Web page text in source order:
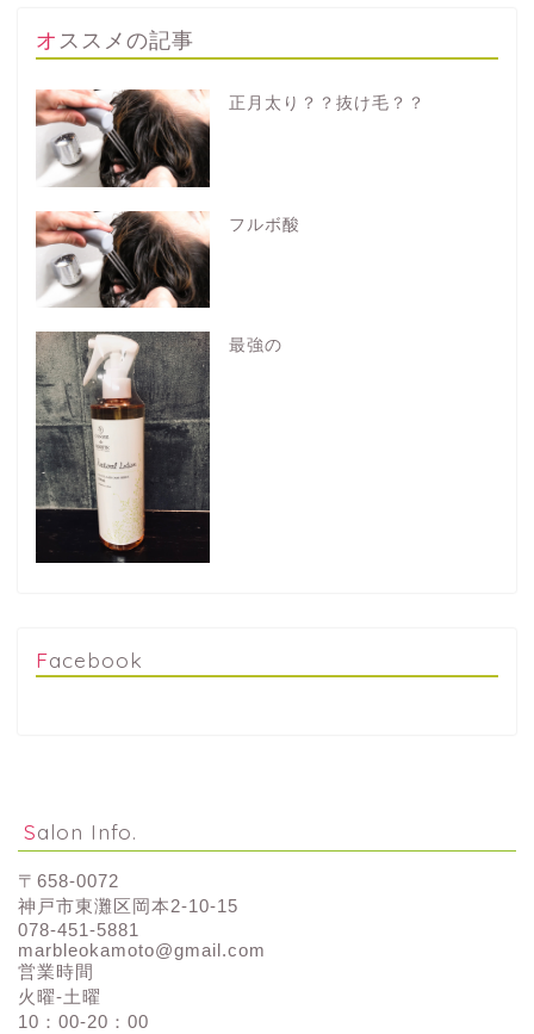
オススメの記事
正月太り？？抜け毛？？
フルボ酸
最強の
Facebook
Salon Info.
〒658-0072
神戸市東灘区岡本2-10-15
078-451-5881
marbleokamoto@gmail.com
営業時間
火曜-土曜
10：00-20：00